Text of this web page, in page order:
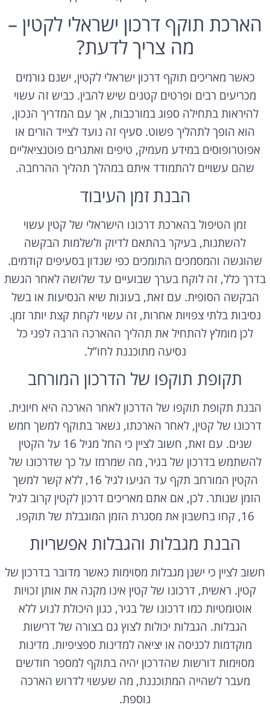
הארכת תוקף דרכון ישראלי לקטין –
מה צריך לדעת?
כאשר מאריכים תוקף דרכון ישראלי לקטין, ישנם גורמים
מכריעים רבים ופרטים קטנים שיש להבין. כביש זה עשוי
להיראות בתחילה ספוג במורכבות, אך עם המדריך הנכון,
הוא הופך לתהליך פשוט. סעיף זה נועד לצייד הורים או
אפוטרופוסים במידע מעמיק, טיפים ואתגרים פוטנציאליים
שהם עשויים להתמודד איתם במהלך תהליך ההרחבה.
הבנת זמן העיבוד
זמן הטיפול בהארכת דרכונו הישראלי של קטין עשוי
להשתנות, בעיקר בהתאם לדיוק ולשלמות הבקשה
שהוגשה והמסמכים התומכים כפי שנדון בסעיפים קודמים.
בדרך כלל, זה לוקח בערך שבועיים עד שלושה לאחר הגשת
הבקשה הסופית. עם זאת, בעונות שיא הנסיעות או בשל
נסיבות בלתי צפויות אחרות, זה עשוי לקחת קצת יותר זמן.
לכן מומלץ להתחיל את תהליך ההארכה הרבה לפני כל
נסיעה מתוכננת לחו”ל.
תקופת תוקפו של הדרכון המורחב
הבנת תקופת תוקפו של הדרכון לאחר הארכה היא חיונית.
דרכונו של קטין, לאחר הארכתו, נשאר בתוקף למשך חמש
שנים. עם זאת, חשוב לציין כי החל מגיל 16 על הקטין
להשתמש בדרכון של בגיר, מה שמרמז על כך שדרכונו של
הקטין המורחב תקף עד הגיעו לגיל 16, ללא קשר למשך
הזמן שנותר. לכן, אם אתם מאריכים דרכון לקטין קרוב לגיל
16, קחו בחשבון את מסגרת הזמן המוגבלת של תוקפו.
הבנת מגבלות והגבלות אפשריות
חשוב לציין כי ישנן מגבלות מסוימות כאשר מדובר בדרכון של
קטין. ראשית, דרכונו של קטין אינו מקנה את אותן זכויות
אוטומטיות כמו דרכונו של בגיר, כגון היכולת לנוע ללא
הגבלות. הגבלות יכולות לצוץ גם בצורה של דרישות
מוקדמות לכניסה או יציאה למדינות ספציפיות. מדינות
מסוימות דורשות שהדרכון יהיה בתוקף למספר חודשים
מעבר לשהייה המתוכננת, מה שעשוי לדרוש הארכה
נוספת.